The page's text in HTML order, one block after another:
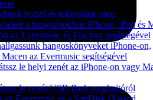
hozzá és tekintsünk meg
a hangsávokhoz iPhone, iPad és
az Evermusic és Flacbox segítségével
hangoskönyveket iPhone-on,
Macen az Evermusic segítségével
le helyi zenét az iPhone-on vagy
le zenét USB flash meghajtóról